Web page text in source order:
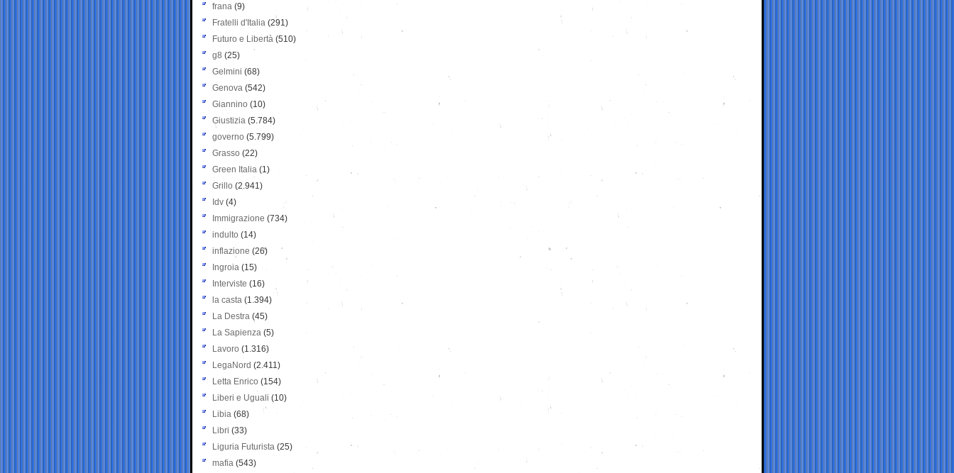
frana (9)
Fratelli d'Italia (291)
Futuro e Libertà (510)
g8 (25)
Gelmini (68)
Genova (542)
Giannino (10)
Giustizia (5.784)
governo (5.799)
Grasso (22)
Green Italia (1)
Grillo (2.941)
Idv (4)
Immigrazione (734)
indulto (14)
inflazione (26)
Ingroia (15)
Interviste (16)
la casta (1.394)
La Destra (45)
La Sapienza (5)
Lavoro (1.316)
LegaNord (2.411)
Letta Enrico (154)
Liberi e Uguali (10)
Libia (68)
Libri (33)
Liguria Futurista (25)
mafia (543)